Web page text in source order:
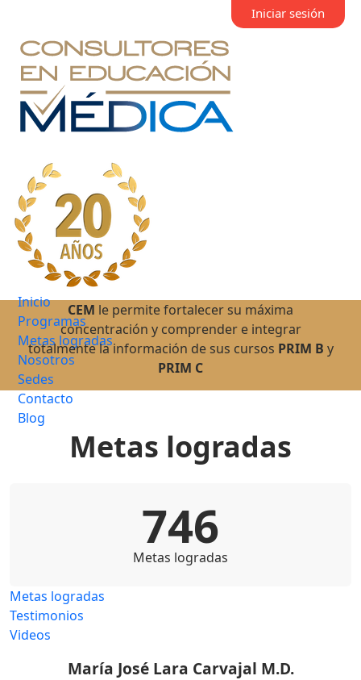
Iniciar sesión
Inicio
Programas
Metas logradas
Nosotros
Sedes
Contacto
Blog
CEM le permite fortalecer su máxima
concentración y comprender e integrar
totalmente la información de sus cursos PRIM B y
PRIM C
Metas logradas
746
Metas logradas
Metas logradas
Testimonios
Videos
María José Lara Carvajal M.D.